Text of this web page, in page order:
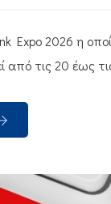
Expo 2026 η
από τις 20 έως